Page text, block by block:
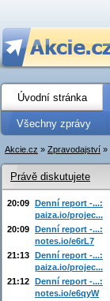
Úvodní stránka
Všechny zprávy
Akcie.cz » Zpravodajství »
Právě diskutujete
20:09 Denní report -...:
paiza.io/projec...
20:09 Denní report -...:
notes.io/e6rL7
21:13 Denní report -...:
paiza.io/projec...
21:12 Denní report -...:
notes.io/e6qyW